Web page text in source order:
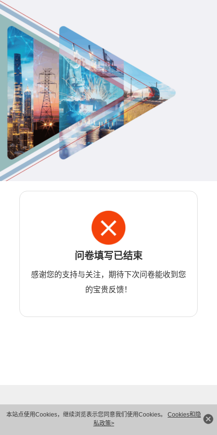
本站点使用Cookies，继续浏览表示您同意我们使用Cookies。 Cookies和隐
私政策>
问卷填写已结束
感谢您的支持与关注，期待下次问卷能收到您
的宝贵反馈！